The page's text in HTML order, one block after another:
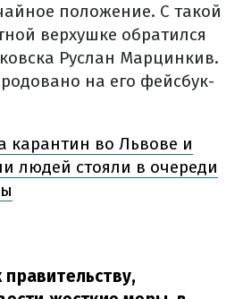
положение. С такой
верхушке обратился
Руслан Марцинкив.
на его фейсбук-
карантин во Львове и
людей стояли в очереди